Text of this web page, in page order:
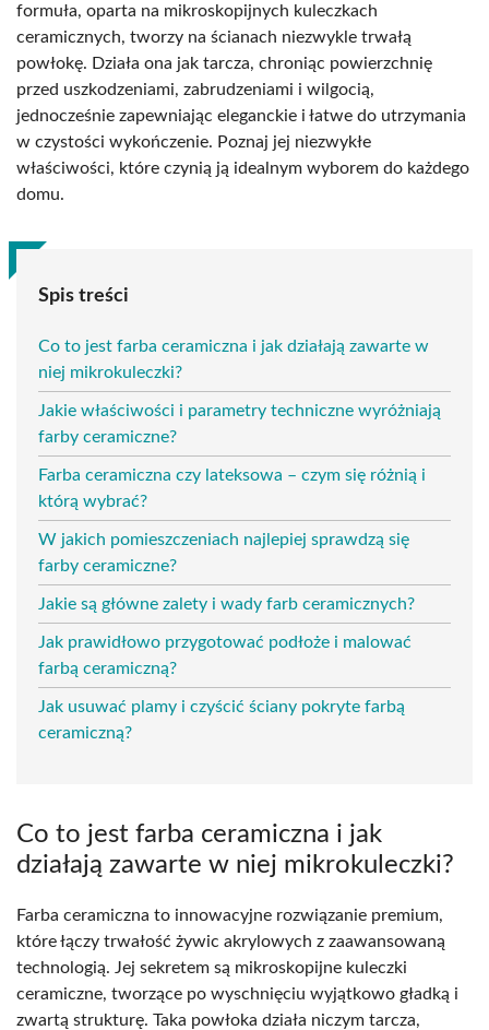
formuła, oparta na mikroskopijnych kuleczkach
ceramicznych, tworzy na ścianach niezwykle trwałą
powłokę. Działa ona jak tarcza, chroniąc powierzchnię
przed uszkodzeniami, zabrudzeniami i wilgocią,
jednocześnie zapewniając eleganckie i łatwe do utrzymania
w czystości wykończenie. Poznaj jej niezwykłe
właściwości, które czynią ją idealnym wyborem do każdego
domu.
Spis treści
Co to jest farba ceramiczna i jak działają zawarte w
niej mikrokuleczki?
Jakie właściwości i parametry techniczne wyróżniają
farby ceramiczne?
Farba ceramiczna czy lateksowa – czym się różnią i
którą wybrać?
W jakich pomieszczeniach najlepiej sprawdzą się
farby ceramiczne?
Jakie są główne zalety i wady farb ceramicznych?
Jak prawidłowo przygotować podłoże i malować
farbą ceramiczną?
Jak usuwać plamy i czyścić ściany pokryte farbą
ceramiczną?
Co to jest farba ceramiczna i jak
działają zawarte w niej mikrokuleczki?
Farba ceramiczna to innowacyjne rozwiązanie premium,
które łączy trwałość żywic akrylowych z zaawansowaną
technologią. Jej sekretem są mikroskopijne kuleczki
ceramiczne, tworzące po wyschnięciu wyjątkowo gładką i
zwartą strukturę. Taka powłoka działa niczym tarcza,